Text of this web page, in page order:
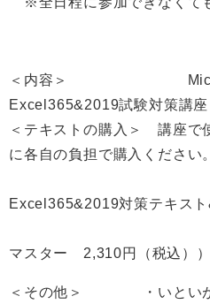
＜内容＞ Microsoft
Excel365&2019試験対策講座
＜テキストの購入＞ 講座で
に各自の負担で購入ください。
（使用テキ
Excel365&2019対策テキス
（よく
マスター 2,310円（税込））
＜その他＞ ・いといが